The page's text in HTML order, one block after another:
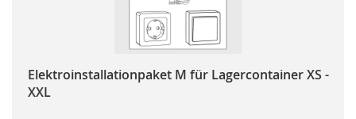
Elektroinstallationpaket M für Lagercontainer XS -
XXL